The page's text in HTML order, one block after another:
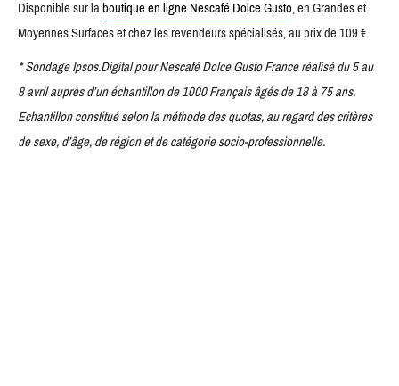
Disponible sur laboutique en ligne Nescafé Dolce Gusto, en Grandes et
Moyennes Surfaces et chez les revendeurs spécialisés, au prix de 109 €
* Sondage Ipsos.Digital pour Nescafé Dolce Gusto France réalisé du 5 au
8 avril auprès d’un échantillon de 1000 Français âgés de 18 à 75 ans.
Echantillon constitué selon la méthode des quotas, au regard des critères
de sexe, d’âge, de région et de catégorie socio-professionnelle.